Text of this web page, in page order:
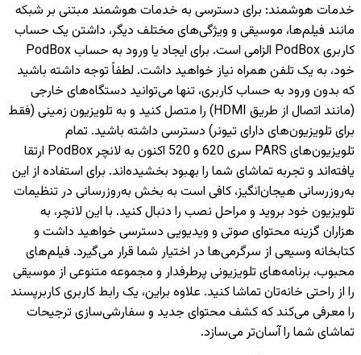
خدمات هوشمند: برای دسترسی به خدمات هوشمند مبتنی بر شبکه
مانند فیلم‌ها، موسیقی و ویژگی‌های مختلف دیگر، داشتن یک حساب
کاربری PodBox الزامی است. برای ایجاد یا ورود به حساب PodBox
خود، به یک تلفن همراه نیاز خواهید داشت. لطفاً توجه داشته باشید
که بدون ورود به حساب کاربری، تنها می‌توانید دستگاه‌های خارجی
(مانند اتصال از طریق HDMI) را متصل کنید و به تلویزیون‌ زمینی (فقط
برای تلویزیون‌های دارای تیونر) دسترسی داشته باشید. تمام
تلویزیون‌های PARS سری 620 و 520 اکنون به لانچر PodBox ارتقا
یافته‌اند و تجربه تماشای شما را بهبود بخشیده‌اند. برای استفاده از این
به‌روزرسانی هیجان‌انگیز، کافی است به بخش به‌روزرسانی در تنظیمات
تلویزیون خود بروید و مراحل نصب را دنبال کنید. با این لانچر، به
هزاران گزینه محتوای صوتی و ویدیویی دسترسی خواهید داشت و
کتابخانه وسیعی از سرگرمی‌ها در اختیار شما قرار می‌گیرد. فیلم‌های
محبوب، برنامه‌های تلویزیونی پرطرفدار و مجموعه متنوعی از موسیقی
را از راحتی خانه‌تان تماشا کنید. علاوه براین، یک رابط کاربری کاربرپسند
را معرفی می‌کند که کشف محتوای جدید و سفارشی‌سازی ترجیحات
تماشای شما را آسان‌تر می‌سازد.